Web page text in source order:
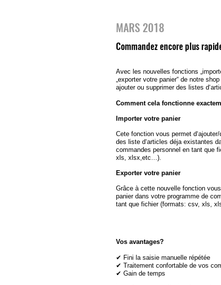
MARS 2018
Commandez encore plus
Avec les nouvelles fonctions
„exporter votre panier“ de notre
ajouter ou supprimer des listes
Comment cela fonctionne
Importer votre panier
Cete fonction vous permet
des liste d‘articles déja existantes
commandes personnel en tant que
xls, xlsx,etc…).
Exporter votre panier
Grâce à cette nouvelle fonction
panier dans votre programme de
tant que fichier (formats: csv, xls,
Vos avantages?
✔ Fini la saisie manuelle répétée
✔ Traitement confortable de vos
✔ Gain de temps